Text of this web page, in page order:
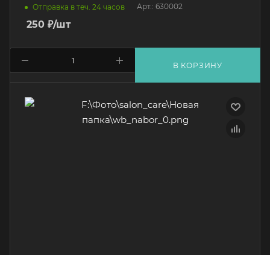
Отправка в теч. 24 часов Арт.: 630002
250 ₽/шт
В КОРЗИНУ